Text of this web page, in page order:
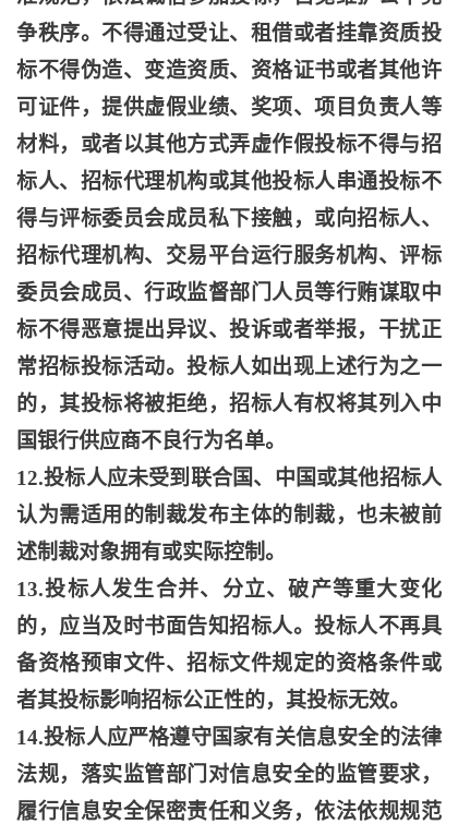
争秩序。不得通过受让、租借或者挂靠资质投
标不得伪造、变造资质、资格证书或者其他许
可证件，提供虚假业绩、奖项、项目负责人等
材料，或者以其他方式弄虚作假投标不得与招
标人、招标代理机构或其他投标人串通投标不
得与评标委员会成员私下接触，或向招标人、
招标代理机构、交易平台运行服务机构、评标
委员会成员、行政监督部门人员等行贿谋取中
标不得恶意提出异议、投诉或者举报，干扰正
常招标投标活动。投标人如出现上述行为之一
的，其投标将被拒绝，招标人有权将其列入中
国银行供应商不良行为名单。
12.投标人应未受到联合国、中国或其他招标人
认为需适用的制裁发布主体的制裁，也未被前
述制裁对象拥有或实际控制。
13.投标人发生合并、分立、破产等重大变化
的，应当及时书面告知招标人。投标人不再具
备资格预审文件、招标文件规定的资格条件或
者其投标影响招标公正性的，其投标无效。
14.投标人应严格遵守国家有关信息安全的法律
法规，落实监管部门对信息安全的监管要求，
履行信息安全保密责任和义务，依法依规规范